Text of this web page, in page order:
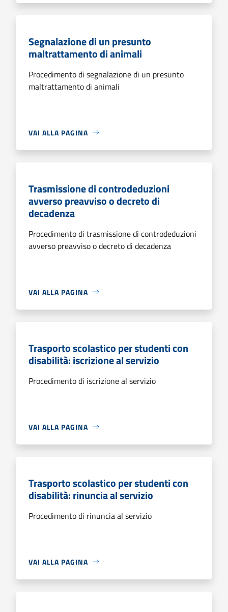
Segnalazione di un presunto
maltrattamento di animali
Procedimento di segnalazione di un presunto
maltrattamento di animali
VAI ALLA PAGINA
Trasmissione di controdeduzioni
avverso preavviso o decreto di
decadenza
Procedimento di trasmissione di controdeduzioni
avverso preavviso o decreto di decadenza
VAI ALLA PAGINA
Trasporto scolastico per studenti con
disabilità: iscrizione al servizio
Procedimento di iscrizione al servizio
VAI ALLA PAGINA
Trasporto scolastico per studenti con
disabilità: rinuncia al servizio
Procedimento di rinuncia al servizio
VAI ALLA PAGINA